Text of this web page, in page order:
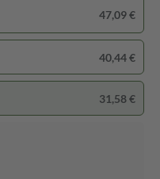
47,09 €
40,44 €
31,58 €